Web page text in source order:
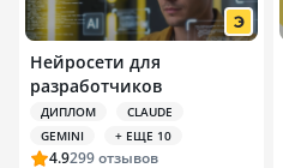
Нейросети для
разработчиков
ДИПЛОМ
CLAUDE
GEMINI
+ ЕЩЕ 10
4.9299отзывов